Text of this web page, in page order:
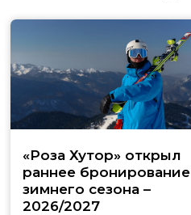
«Роза Хутор» открыл
раннее бронирование
зимнего сезона –
2026/2027